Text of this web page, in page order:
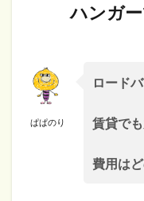
ハンガ
ぱぱのり
ロード
賃貸で
費用は